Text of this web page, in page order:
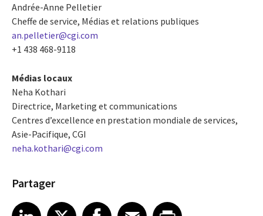
Andrée-Anne Pelletier
Cheffe de service, Médias et relations publiques
an.pelletier@cgi.com
+1 438 468-9118
Médias locaux
Neha Kothari
Directrice, Marketing et communications
Centres d’excellence en prestation mondiale de services,
Asie-Pacifique, CGI
neha.kothari@cgi.com
Partager
Share article on LinkedIn
LinkedIn
Share article on XShare article on Facebook
Facebook
Share article on Email
EmailShare article on Print